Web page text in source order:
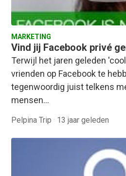
MARKETING
Vind jij Facebook privé
Terwijl het jaren geleden
vrienden op Facebook te
tegenwoordig juist telkens
mensen…
Pelpina Trip · 13 jaar geleden